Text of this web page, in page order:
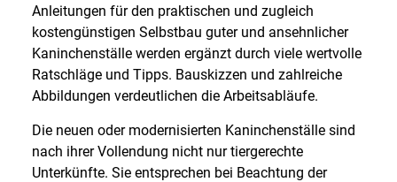
Anleitungen für den praktischen und zugleich
kostengünstigen Selbstbau guter und ansehnlicher
Kaninchenställe werden ergänzt durch viele wertvolle
Ratschläge und Tipps. Bauskizzen und zahlreiche
Abbildungen verdeutlichen die Arbeitsabläufe.
Die neuen oder modernisierten Kaninchenställe sind
nach ihrer Vollendung nicht nur tiergerechte
Unterkünfte. Sie entsprechen bei Beachtung der